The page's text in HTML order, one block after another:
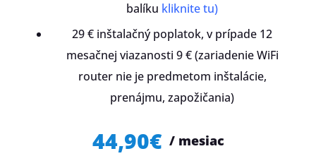
balíku kliknite tu)
29 € inštalačný poplatok, v prípade 12
mesačnej viazanosti 9 € (zariadenie WiFi
router nie je predmetom inštalácie,
prenájmu, zapožičania)
44,90€ / mesiac